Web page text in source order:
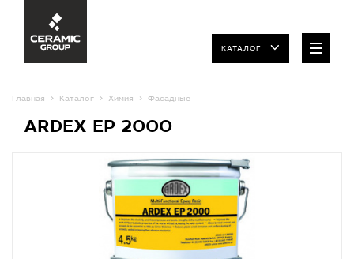
КАТАЛОГ
Главная Каталог Химия Фасадные
ARDEX EP 2000